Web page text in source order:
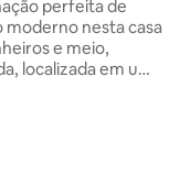
perfeita de
moderno nesta casa
e meio,
localizada em um